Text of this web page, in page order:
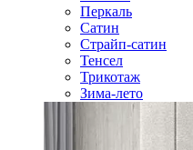
Перкаль
Сатин
Страйп-сатин
Тенсел
Трикотаж
Зима-лето